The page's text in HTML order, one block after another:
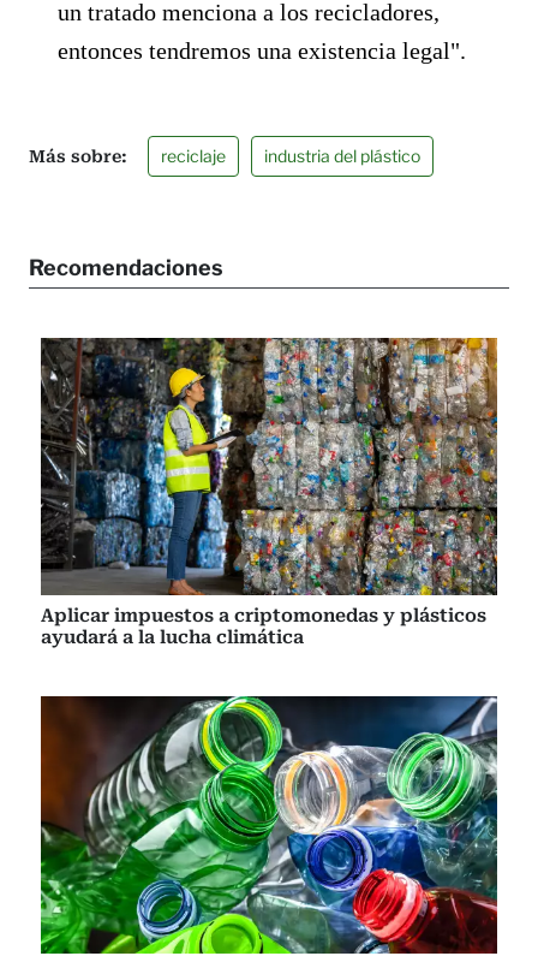
un tratado menciona a los recicladores,
entonces tendremos una existencia legal".
reciclaje industria del plástico
Recomendaciones
Aplicar impuestos a criptomonedas y plásticos
ayudará a la lucha climática